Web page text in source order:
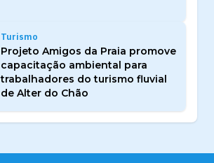
Turismo
Projeto Amigos da Praia promove
capacitação ambiental para
trabalhadores do turismo fluvial
de Alter do Chão